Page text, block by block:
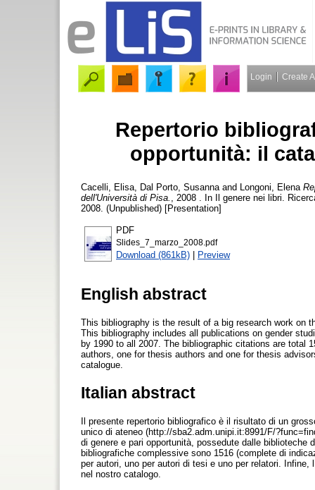
Login Create
Repertorio
opportunità: il
Cacelli, Elisa Dal Porto, Susanna and Longoni, Elena
dell'Università di Pisa.
, 2008 . In Il genere nei libri.
2008. (Unpublished) [Presentation]
PDF
Slides_7_marzo_2008.pdf
Download (861kB) | Preview
English abstract
This bibliography is the result of a big research work on
This bibliography includes all publications on gender
by 1990 to all 2007. The bibliographic citations are total
authors, one for thesis authors and one for thesis
catalogue.
Italian abstract
Il presente repertorio bibliografico è il risultato di un
unico di ateneo (http://sba2.adm.unipi.it:8991/F/
di genere e pari opportunità, possedute dalle
bibliografiche complessive sono 1516 (complete di
per autori, uno per autori di tesi e uno per relatori. Infine,
nel nostro catalogo.